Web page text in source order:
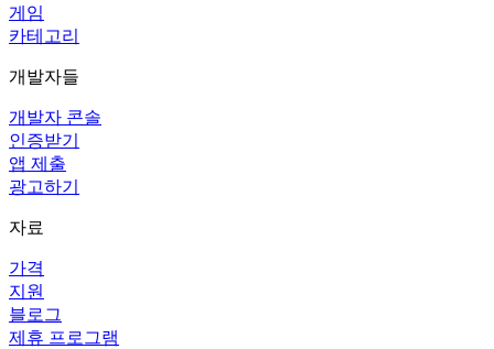
게임
카테고리
개발자들
개발자 콘솔
인증받기
앱 제출
광고하기
자료
가격
지원
블로그
제휴 프로그램